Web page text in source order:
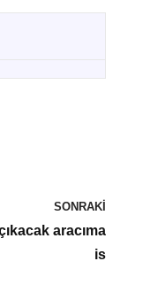
SONRAKI
aracıma
is